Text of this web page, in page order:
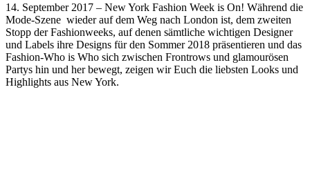
14. September 2017 – New York Fashion Week is On! Während die
Mode-Szene wieder auf dem Weg nach London ist, dem zweiten
Stopp der Fashionweeks, auf denen sämtliche wichtigen Designer
und Labels ihre Designs für den Sommer 2018 präsentieren und das
Fashion-Who is Who sich zwischen Frontrows und glamourösen
Partys hin und her bewegt, zeigen wir Euch die liebsten Looks und
Highlights aus New York.